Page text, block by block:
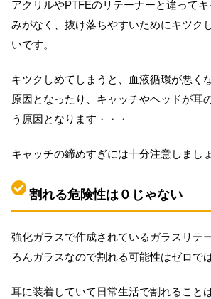
アクリルやPTFEのリテーナーと違って
みがなく、抜け落ちやすいためにキツク
いです。
キツクしめてしまうと、血液循環が悪く
原因となったり、キャッチやヘッドが耳
う原因となります・・・
キャッチの締めすぎには十分注意しましょ
割れる危険性は０じゃない
強化ガラスで作成されているガラスリテ
ろんガラスなので割れる可能性はゼロで
耳に装着していて日常生活で割れること